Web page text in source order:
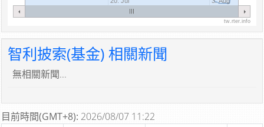
tw.rter.info
智利披索(基金) 相關新聞
無相關新聞...
目前時間(GMT+8): 2026/08/07 11:22